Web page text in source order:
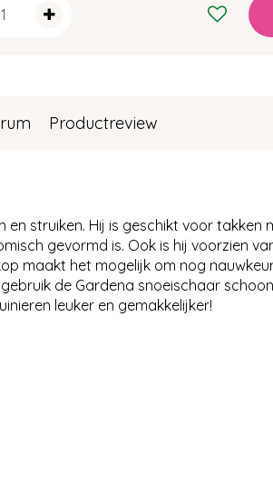
Productreview
struiken. Hij is geschikt voor takken
gevormd is. Ook is hij voorzien
maakt het mogelijk om nog
de Gardena snoeischaar
leuker en gemakkelijker!